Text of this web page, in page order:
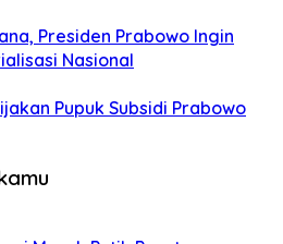
Presiden Prabowo Ingin
Nasional
Pupuk Subsidi Prabowo